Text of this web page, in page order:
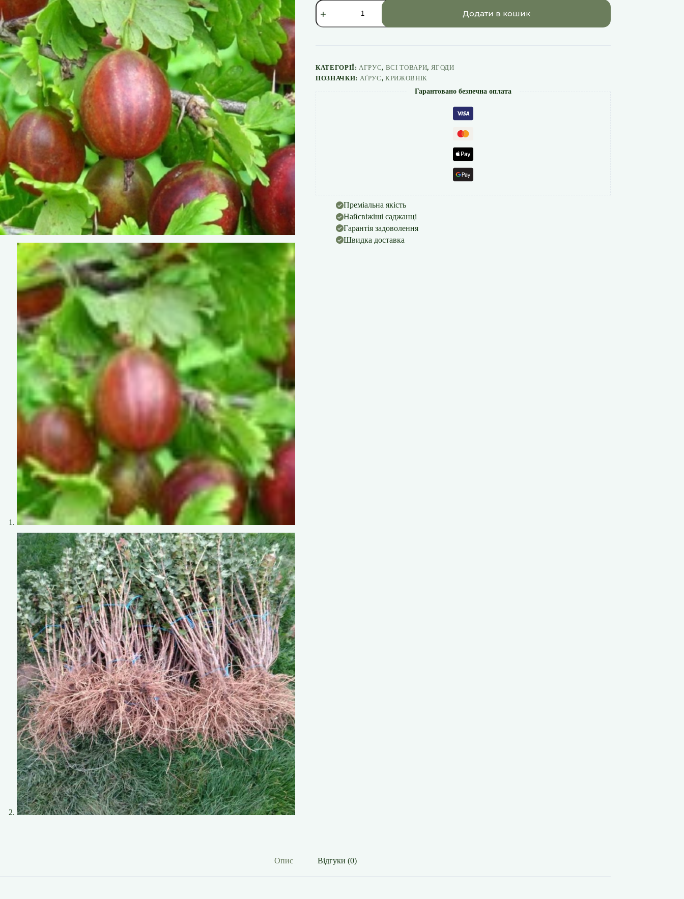
Аґрус
"Аристократ"
(з
шипами)
Додати в кошик
КАТЕГОРІЇ:АГРУС, ВСІ ТОВАРИ, ЯГОДИ
ПОЗНАЧКИ: АҐРУС,КРИЖОВНІК
Гарантовано безпечна оплата
Преміальна якість
Найсвіжіші саджанці
Гарантія задоволення
Швидка доставка
Опис Відгуки (0)